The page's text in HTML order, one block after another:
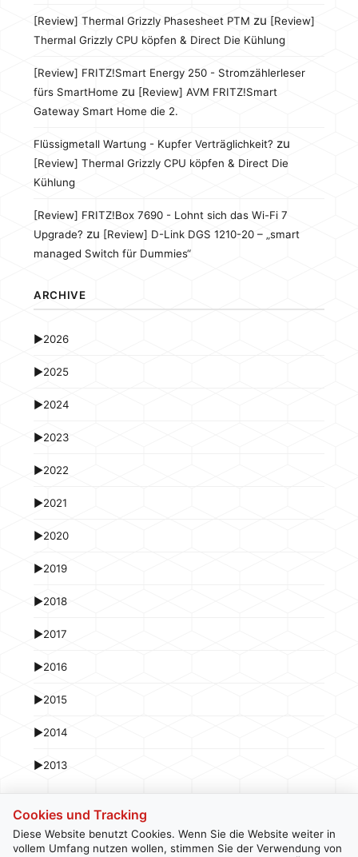
[Review] Thermal Grizzly Phasesheet PTM zu [Review]
Thermal Grizzly CPU köpfen & Direct Die Kühlung
[Review] FRITZ!Smart Energy 250 - Stromzählerleser
fürs SmartHome zu [Review] AVM FRITZ!Smart
Gateway Smart Home die 2.
Flüssigmetall Wartung - Kupfer Verträglichkeit? zu
[Review] Thermal Grizzly CPU köpfen & Direct Die
Kühlung
[Review] FRITZ!Box 7690 - Lohnt sich das Wi-Fi 7
Upgrade? zu [Review] D-Link DGS 1210-20 – „smart
managed Switch für Dummies“
ARCHIVE
►2026
►2025
►2024
►2023
►2022
►2021
►2020
►2019
►2018
►2017
►2016
►2015
►2014
►2013
Cookies und Tracking
Diese Website benutzt Cookies. Wenn Sie die Website weiter in
vollem Umfang nutzen wollen, stimmen Sie der Verwendung von